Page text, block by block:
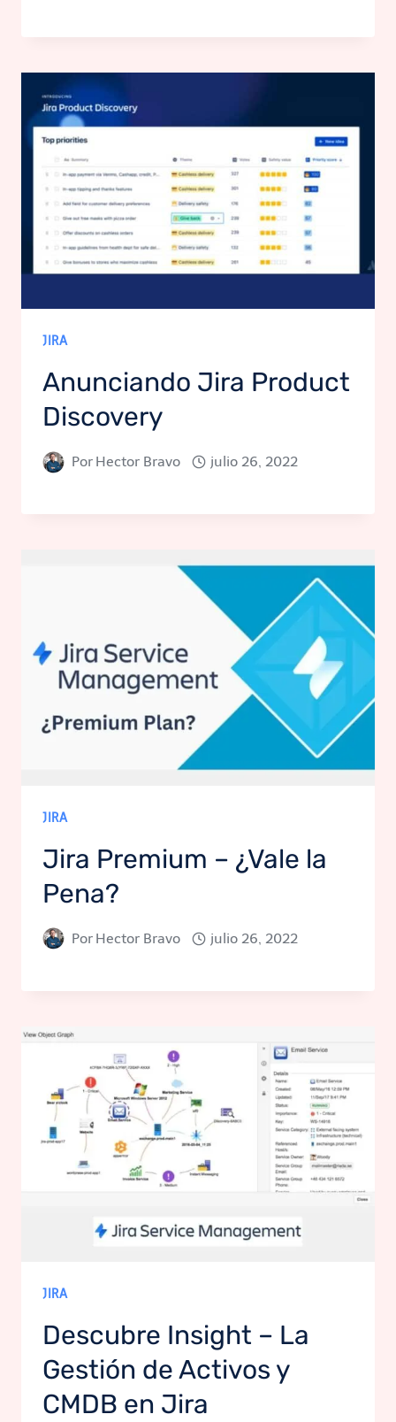
JIRA
Anunciando Jira Product
Discovery
Por Hector Bravo julio 26, 2022
JIRA
Jira Premium – ¿Vale la
Pena?
Por Hector Bravo julio 26, 2022
JIRA
Descubre Insight – La
Gestión de Activos y
CMDB en Jira